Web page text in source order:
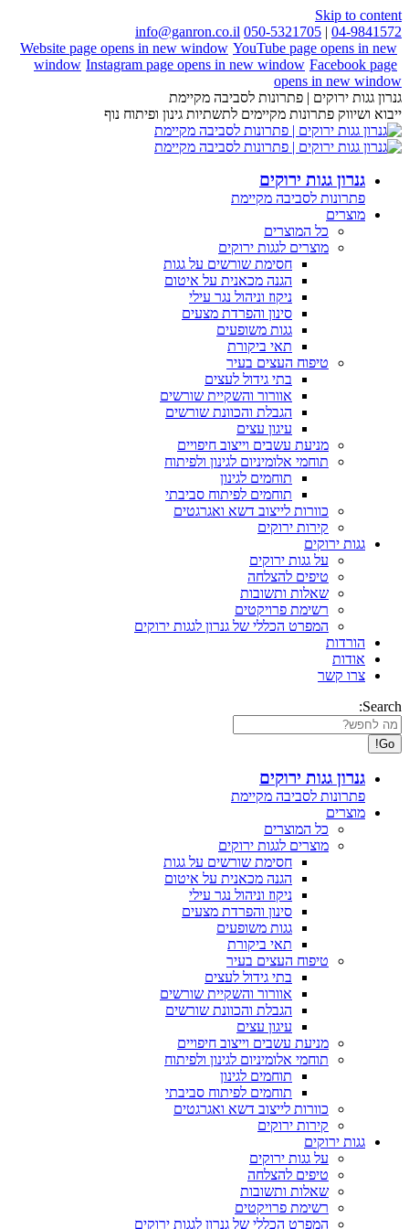
Skip to content
04-9841572
|
050-5321705
info@ganron.co.il
Website page opens in new window YouTube page opens in new
window Instagram page opens in new window Facebook page
opens in new window
גנרון גגות ירוקים | פתרונות לסביבה מקיימת
ייבוא ושיווק פתרונות מקיימים לתשתיות גינון ופיתוח נוף
גנרון גגות ירוקים
פתרונות לסביבה מקיימת
מוצרים
כל המוצרים
מוצרים לגגות ירוקים
חסימת שורשים על גגות
הגנה מכאנית על איטום
ניקוז וניהול נגר עילי
סינון והפרדת מצעים
גגות משופעים
תאי ביקורת
טיפוח העצים בעיר
בתי גידול לעצים
אוורור והשקיית שורשים
הגבלת והכוונת שורשים
עיגון עצים
מניעת עשבים וייצוב חיפויים
תוחמי אלומיניום לגינון ולפיתוח
תוחמים לגינון
תוחמים לפיתוח סביבתי
כוורות לייצוב דשא ואגרגטים
קירות ירוקים
גגות ירוקים
על גגות ירוקים
טיפים להצלחה
שאלות ותשובות
רשימת פרויקטים
המפרט הכללי של גנרון לגגות ירוקים
הורדות
אודות
צרו קשר
Search:
גנרון גגות ירוקים
פתרונות לסביבה מקיימת
מוצרים
כל המוצרים
מוצרים לגגות ירוקים
חסימת שורשים על גגות
הגנה מכאנית על איטום
ניקוז וניהול נגר עילי
סינון והפרדת מצעים
גגות משופעים
תאי ביקורת
טיפוח העצים בעיר
בתי גידול לעצים
אוורור והשקיית שורשים
הגבלת והכוונת שורשים
עיגון עצים
מניעת עשבים וייצוב חיפויים
תוחמי אלומיניום לגינון ולפיתוח
תוחמים לגינון
תוחמים לפיתוח סביבתי
כוורות לייצוב דשא ואגרגטים
קירות ירוקים
גגות ירוקים
על גגות ירוקים
טיפים להצלחה
שאלות ותשובות
רשימת פרויקטים
המפרט הכללי של גנרון לגגות ירוקים